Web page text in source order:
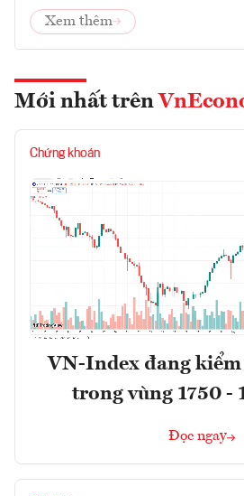
Xem thêm
Mới nhất trên
Chứng khoán
VN-Index đang
trong vùng 1750 -
Đọc ngay